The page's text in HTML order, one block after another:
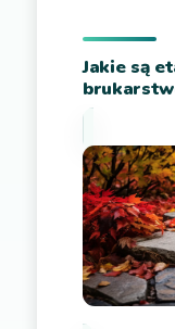
Jakie są